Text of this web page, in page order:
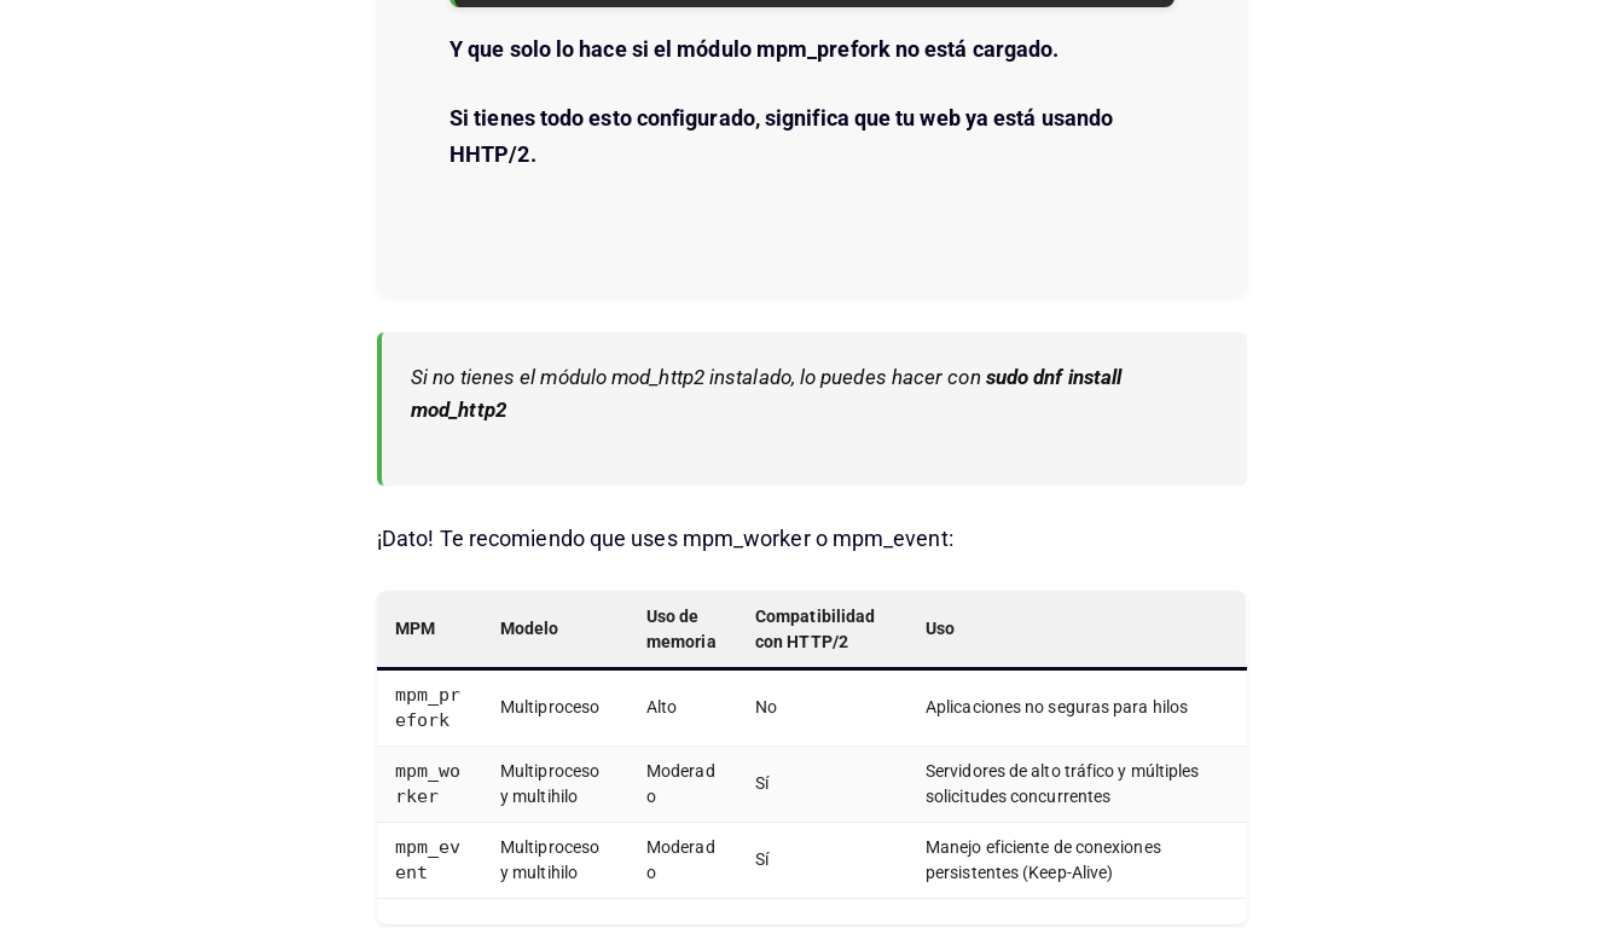
Y que solo lo hace si el módulo mpm_prefork no está cargado.
Si tienes todo esto configurado, significa que tu web ya está usando
HHTP/2.
Si no tienes el módulo mod_http2 instalado, lo puedes hacer con sudo dnf install
mod_http2
¡Dato! Te recomiendo que uses mpm_worker o mpm_event:
MPM Modelo
Uso de
memoria
Compatibilidad
con HTTP/2
Uso
mpm_pr
efork
Multiproceso Alto No Aplicaciones no seguras para hilos
mpm_wo
rker
Multiproceso
y multihilo
Moderad
o
Sí
Servidores de alto tráfico y múltiples
solicitudes concurrentes
mpm_ev
ent
Multiproceso
y multihilo
Moderad
o
Sí
Manejo eficiente de conexiones
persistentes (Keep-Alive)